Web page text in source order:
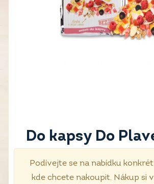
Do kapsy Do
Podívejte se na nabídku
kde chcete nakoupit. Nákup si